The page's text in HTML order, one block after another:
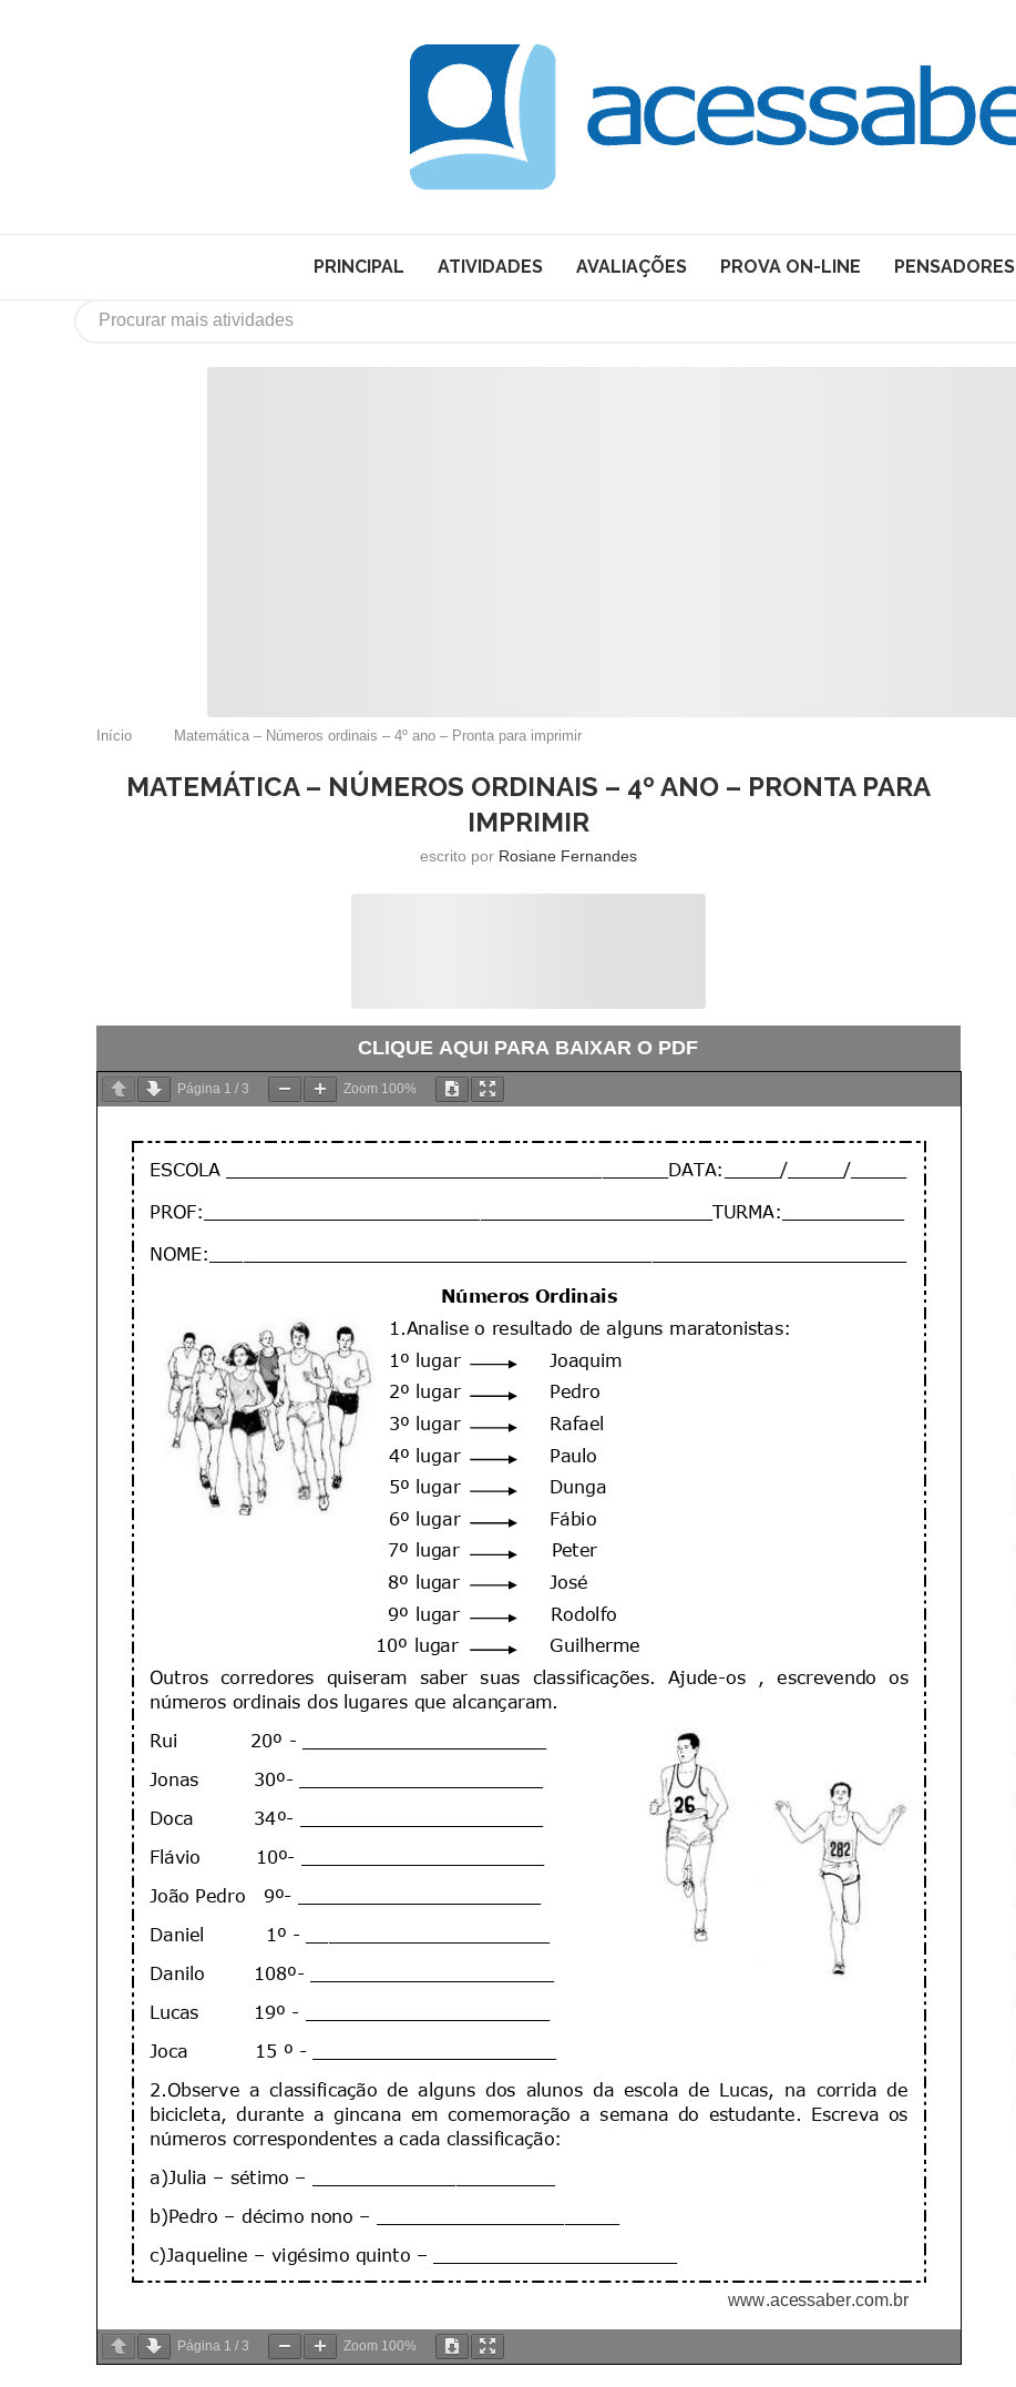
PRINCIPAL ATIVIDADES AVALIAÇÕES PROVA ON-LINE PENSADORES
Início Matemática – Números ordinais – 4º ano – Pronta para imprimir
MATEMÁTICA – NÚMEROS ORDINAIS – 4º ANO – PRONTA PARA
IMPRIMIR
escrito por Rosiane Fernandes
CLIQUE AQUI PARA BAIXAR O PDF
Página 1 / 3 Zoom 100%
Página 1 / 3 Zoom 100%